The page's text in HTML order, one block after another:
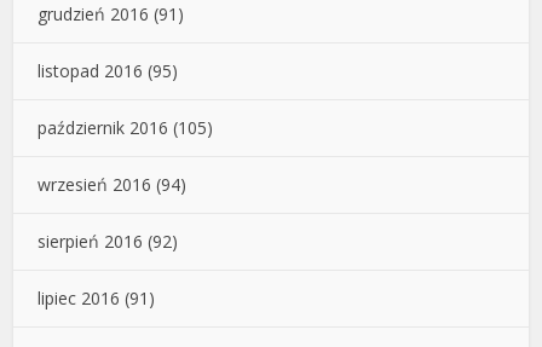
grudzień 2016 (91)
listopad 2016 (95)
październik 2016 (105)
wrzesień 2016 (94)
sierpień 2016 (92)
lipiec 2016 (91)